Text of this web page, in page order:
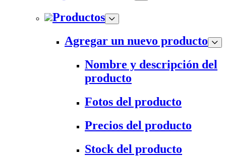
Productos
Agregar un nuevo producto
Nombre y descripción del
producto
Fotos del producto
Precios del producto
Stock del producto